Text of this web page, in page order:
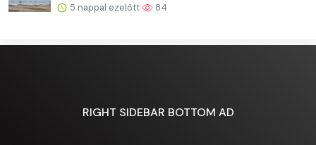
5 nappal ezelőtt 84
RIGHT SIDEBAR BOTTOM AD